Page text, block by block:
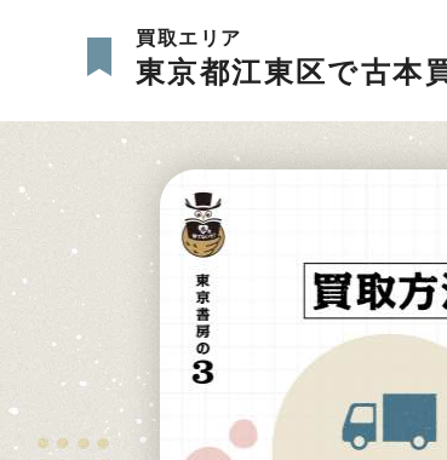
買取エリア
東京都江東区で古本